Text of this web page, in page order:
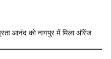
आनंद को नागपुर में मिला ऑरेंज